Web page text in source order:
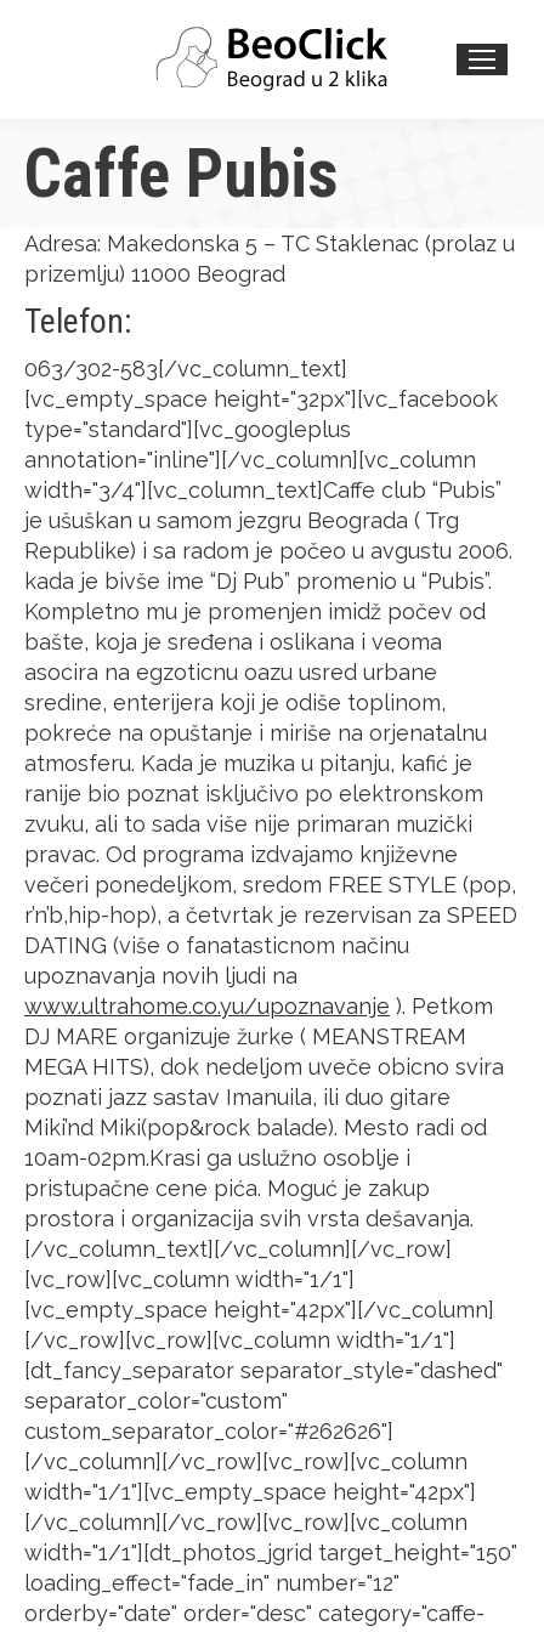
Caffe Pubis
Adresa: Makedonska 5 – TC Staklenac (prolaz u
prizemlju) 11000 Beograd
Telefon:
063/302-583[/vc_column_text]
[vc_empty_space height="32px"][vc_facebook
type="standard"][vc_googleplus
annotation="inline"][/vc_column][vc_column
width="3/4"][vc_column_text]Caffe club “Pubis”
je ušuškan u samom jezgru Beograda ( Trg
Republike) i sa radom je počeo u avgustu 2006.
kada je bivše ime “Dj Pub” promenio u “Pubis”.
Kompletno mu je promenjen imidž počev od
bašte, koja je sređena i oslikana i veoma
asocira na egzoticnu oazu usred urbane
sredine, enterijera koji je odiše toplinom,
pokreće na opuštanje i miriše na orjenatalnu
atmosferu. Kada je muzika u pitanju, kafić je
ranije bio poznat isključivo po elektronskom
zvuku, ali to sada više nije primaran muzički
pravac. Od programa izdvajamo književne
večeri ponedeljkom, sredom FREE STYLE (pop,
r’n’b,hip-hop), a četvrtak je rezervisan za SPEED
DATING (više o fanatasticnom načinu
upoznavanja novih ljudi na
www.ultrahome.co.yu/upoznavanje ). Petkom
DJ MARE organizuje žurke ( MEANSTREAM
MEGA HITS), dok nedeljom uveče obicno svira
poznati jazz sastav Imanuila, ili duo gitare
Miki’nd Miki(pop&rock balade). Mesto radi od
10am-02pm.Krasi ga uslužno osoblje i
pristupačne cene pića. Moguć je zakup
prostora i organizacija svih vrsta dešavanja.
[/vc_column_text][/vc_column][/vc_row]
[vc_row][vc_column width="1/1"]
[vc_empty_space height="42px"][/vc_column]
[/vc_row][vc_row][vc_column width="1/1"]
[dt_fancy_separator separator_style="dashed"
separator_color="custom"
custom_separator_color="#262626"]
[/vc_column][/vc_row][vc_row][vc_column
width="1/1"][vc_empty_space height="42px"]
[/vc_column][/vc_row][vc_row][vc_column
width="1/1"][dt_photos_jgrid target_height="150"
loading_effect="fade_in" number="12"
orderby="date" order="desc" category="caffe-